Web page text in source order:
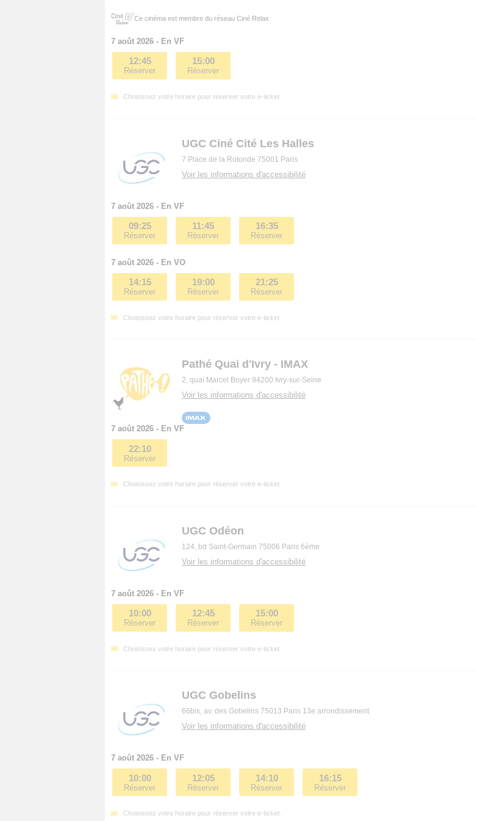
Ce cinéma est membre du réseau Ciné Relax
7 août 2026 - En VF
12:45
Réserver
15:00
Réserver
Choisissez votre horaire pour réserver votre e-ticket.
UGC Ciné Cité Les Halles
7 Place de la Rotonde 75001 Paris
Voir les informations d'accessibilité
7 août 2026 - En VF
09:25
Réserver
11:45
Réserver
16:35
Réserver
7 août 2026 - En VO
14:15
Réserver
19:00
Réserver
21:25
Réserver
Choisissez votre horaire pour réserver votre e-ticket.
Pathé Quai d'Ivry - IMAX
2, quai Marcel Boyer 94200 Ivry-sur-Seine
Voir les informations d'accessibilité
7 août 2026 - En VF
22:10
Réserver
Choisissez votre horaire pour réserver votre e-ticket.
UGC Odéon
124, bd Saint-Germain 75006 Paris 6ème
Voir les informations d'accessibilité
7 août 2026 - En VF
10:00
Réserver
12:45
Réserver
15:00
Réserver
Choisissez votre horaire pour réserver votre e-ticket.
UGC Gobelins
66bis, av. des Gobelins 75013 Paris 13e arrondissement
Voir les informations d'accessibilité
7 août 2026 - En VF
10:00
Réserver
12:05
Réserver
14:10
Réserver
16:15
Réserver
Choisissez votre horaire pour réserver votre e-ticket.